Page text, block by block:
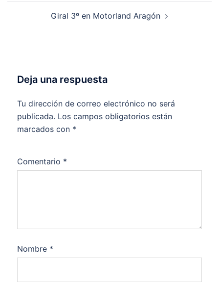
Giral 3º en Motorland Aragón
Deja una respuesta
Tu dirección de correo electrónico no será
publicada. Los campos obligatorios están
marcados con *
Comentario *
Nombre *